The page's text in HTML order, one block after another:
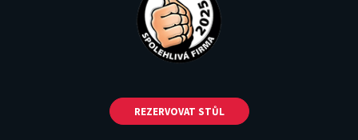
REZERVOVAT STŮL